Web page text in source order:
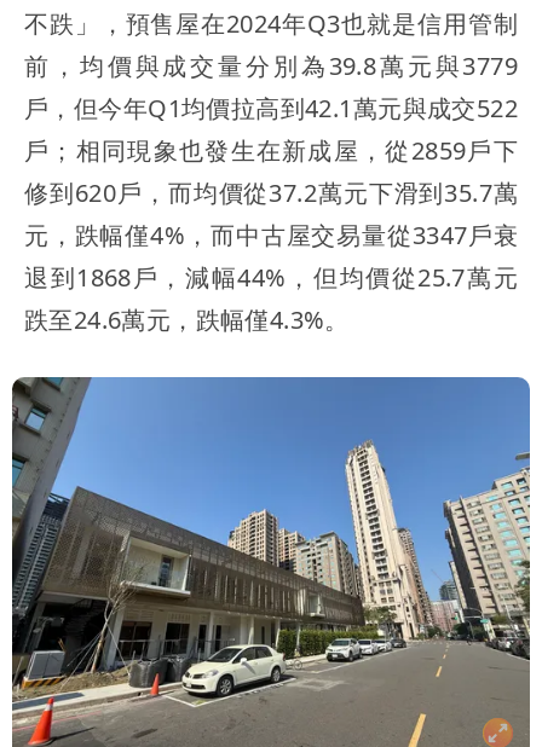
不跌」，預售屋在2024年Q3也就是信用管制
前，均價與成交量分別為39.8萬元與3779
戶，但今年Q1均價拉高到42.1萬元與成交522
戶；相同現象也發生在新成屋，從2859戶下
修到620戶，而均價從37.2萬元下滑到35.7萬
元，跌幅僅4%，而中古屋交易量從3347戶衰
退到1868戶，減幅44%，但均價從25.7萬元
跌至24.6萬元，跌幅僅4.3%。